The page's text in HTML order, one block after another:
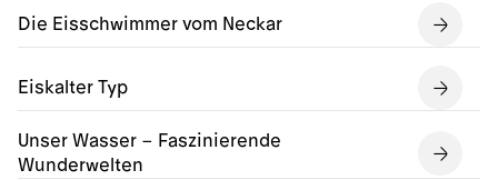
Die Eisschwimmer vom Neckar
Eiskalter Typ
Unser Wasser – Faszinierende
Wunderwelten